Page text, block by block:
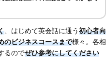
、はじめて英会話に通う初心者向
のビジネスコースまで様々。各相
るのでぜひ参考にしてください